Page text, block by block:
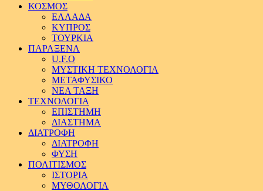
ΚΟΣΜΟΣ
ΕΛΛΑΔΑ
ΚΥΠΡΟΣ
ΤΟΥΡΚΙΑ
ΠΑΡΑΞΕΝΑ
U.F.O
ΜΥΣΤΙΚΗ ΤΕΧΝΟΛΟΓΙΑ
ΜΕΤΑΦΥΣΙΚΟ
ΝΕΑ ΤΑΞΗ
ΤΕΧΝΟΛΟΓΙΑ
ΕΠΙΣΤΗΜΗ
ΔΙΑΣΤΗΜΑ
ΔΙΑΤΡΟΦΗ
ΔΙΑΤΡΟΦΗ
ΦΥΣΗ
ΠΟΛΙΤΙΣΜΟΣ
ΙΣΤΟΡΙΑ
ΜΥΘΟΛΟΓΙΑ